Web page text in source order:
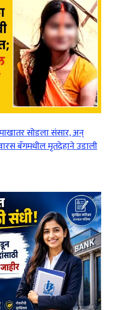
सोडला संसार, अन्
बॅगमधील मृतदेहाने उडाली